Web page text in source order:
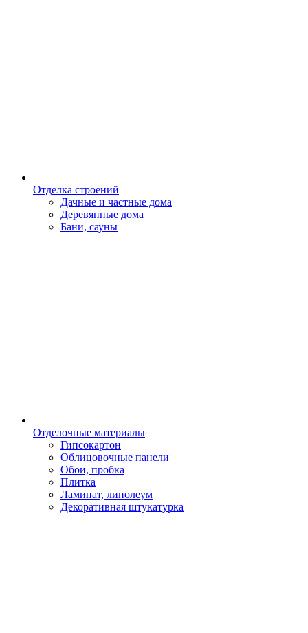
Отделка строений
Дачные и частные дома
Деревянные дома
Бани, сауны
Отделочные материалы
Гипсокартон
Облицовочные панели
Обои, пробка
Плитка
Ламинат, линолеум
Декоративная штукатурка